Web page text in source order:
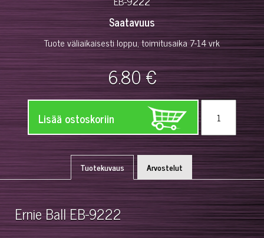
Saatavuus
Tuote väliaikaisesti loppu, toimitusaika 7-14 vrk
6.80 €
Lisää ostoskoriin
Tuotekuvaus Arvostelut
Ernie Ball EB-9222